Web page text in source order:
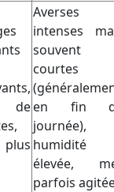
de
Averses
intenses
souvent
courtes
en fin
journée),
humidité
élevée,
parfois